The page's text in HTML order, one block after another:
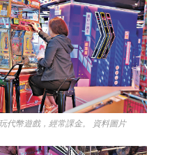
代幣遊戲，經常課金。 資料圖片